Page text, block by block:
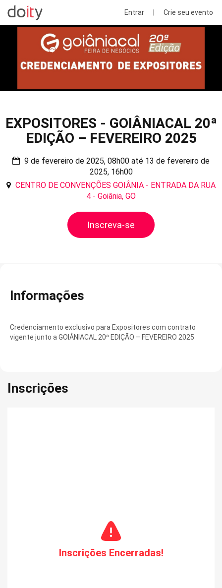
Entrar Crie seu evento
EXPOSITORES - GOIÂNIACAL 20ª
EDIÇÃO – FEVEREIRO 2025
9 de fevereiro de 2025, 08h00 até 13 de fevereiro de
2025, 16h00
CENTRO DE CONVENÇÕES GOIÂNIA - ENTRADA DA RUA
4 - Goiânia, GO
Inscreva-se
Informações
Credenciamento exclusivo para Expositores com contrato
vigente junto a GOIÂNIACAL 20ª EDIÇÃO – FEVEREIRO 2025
Inscrições
Inscrições Encerradas!